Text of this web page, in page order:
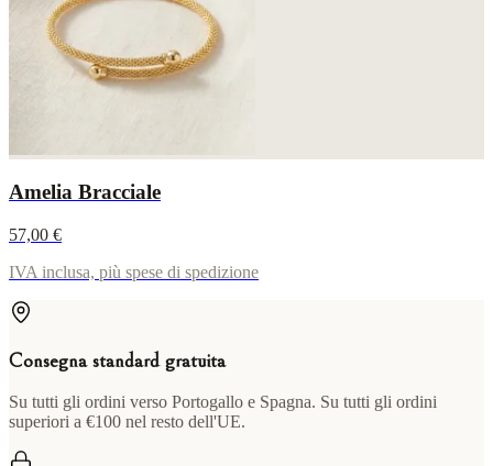
Amelia Bracciale
57,00 €
IVA inclusa, più spese di spedizione
Consegna standard gratuita
Su tutti gli ordini verso Portogallo e Spagna. Su tutti gli ordini
superiori a €100 nel resto dell'UE.